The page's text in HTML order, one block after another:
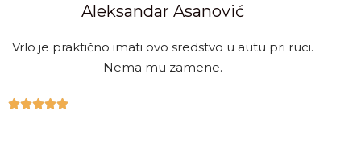
Aleksandar Asanović
Vrlo je praktično imati ovo sredstvo u autu pri ruci.
Nema mu zamene.
